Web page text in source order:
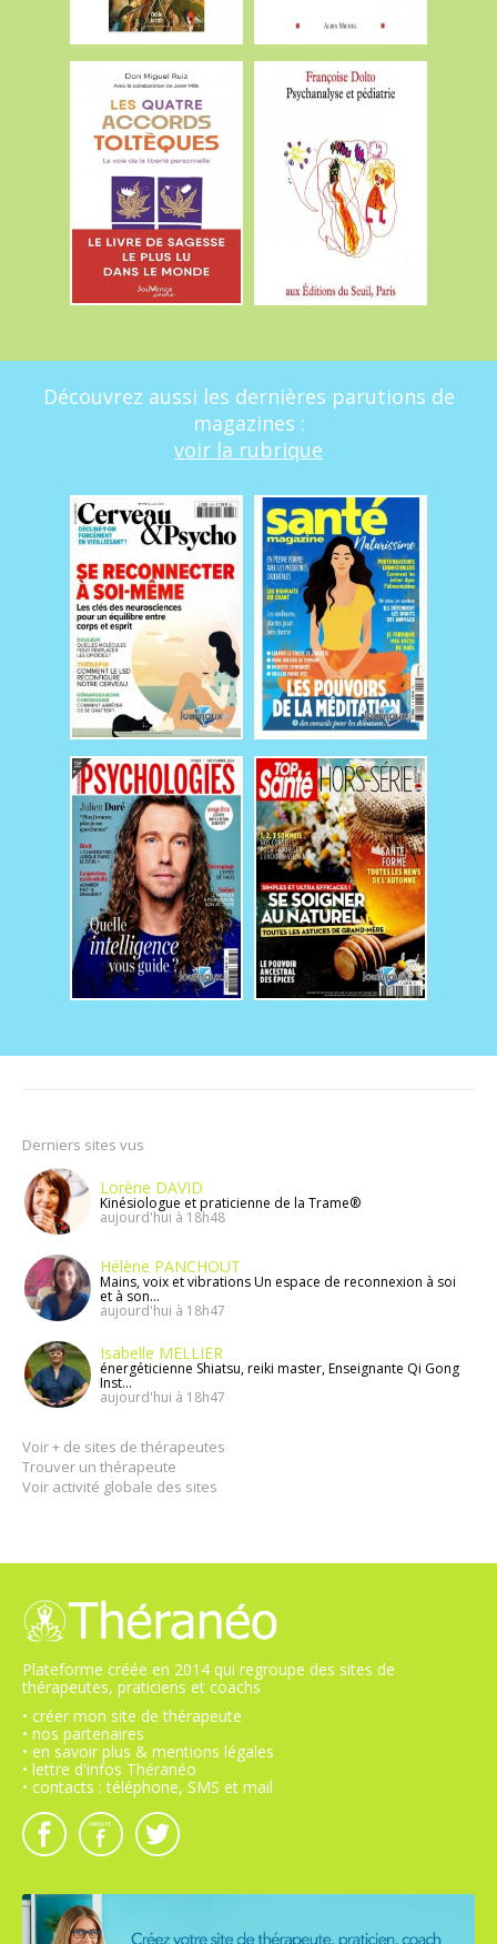
Découvrez aussi les dernières parutions de
magazines :
voir la rubrique
Derniers sites vus
Lorène DAVID
Kinésiologue et praticienne de la Trame®️
aujourd'hui à 18h48
Hélène PANCHOUT
Mains, voix et vibrations Un espace de reconnexion à soi
et à son...
aujourd'hui à 18h47
Isabelle MELLIER
énergéticienne Shiatsu, reiki master, Enseignante Qi Gong
Inst...
aujourd'hui à 18h47
Voir + de sites de thérapeutes
Trouver un thérapeute
Voir activité globale des sites
Plateforme créée en 2014 qui regroupe des sites de
thérapeutes, praticiens et coachs
• créer mon site de thérapeute
• nos partenaires
• en savoir plus & mentions légales
• lettre d'infos Théranéo
• contacts : téléphone, SMS et mail